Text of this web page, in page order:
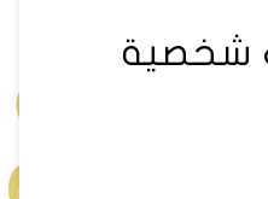
شخصية